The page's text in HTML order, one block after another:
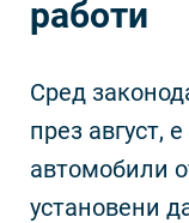
работи
Сред
през август,
автомобили
установени